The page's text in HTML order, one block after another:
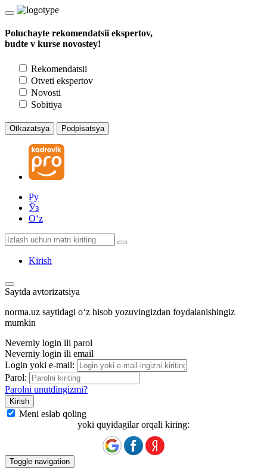
Poluchayte rekomendatsii ekspertov,
budte v kurse novostey!
Rekomendatsii
Otveti ekspertov
Novosti
Sobitiya
Otkazatsya Podpisatsya
Ру
Ўз
Oʻz
Kirish
Saytda avtorizatsiya
norma.uz saytidagi oʻz hisob yozuvingizdan foydalanishingiz
mumkin
Neverniy login ili parol
Neverniy login ili email
Login yoki e-mail:
Parol:
Parolni unutdingizmi?
Meni eslab qoling
yoki quyidagilar orqali kiring:
Toggle navigation